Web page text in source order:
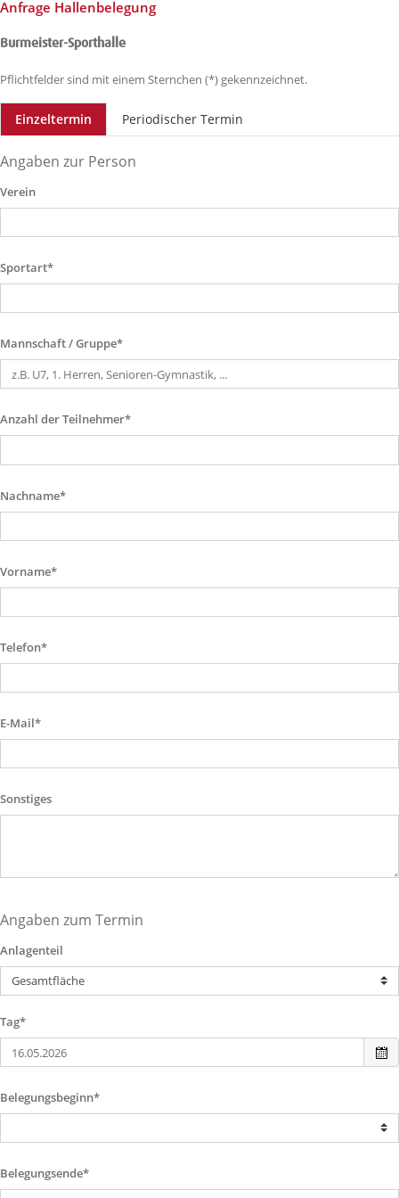
Anfrage Hallenbelegung
Burmeister-Sporthalle
Pflichtfelder sind mit einem Sternchen (*) gekennzeichnet.
Einzeltermin Periodischer Termin
Angaben zur Person
Verein
Sportart*
Mannschaft / Gruppe*
Anzahl der Teilnehmer*
Nachname*
Vorname*
Telefon*
E-Mail*
Sonstiges
Angaben zum Termin
Anlagenteil
Tag*
Belegungsbeginn*
Belegungsende*